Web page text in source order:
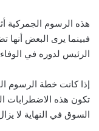
هذه الرسوم الجمركية
فبينما يرى البعض أنها
الرئيس لدوره في
إذا كانت خطة الرسوم
تكون هذه الاضطرابات
السوق في النهاية لا